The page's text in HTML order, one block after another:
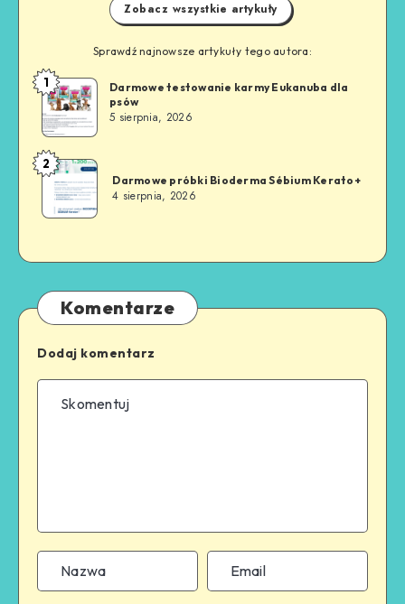
Zobacz wszystkie artykuły
Sprawdź najnowsze artykuły tego autora:
1
Darmowe testowanie karmy Eukanuba dla
psów
5 sierpnia, 2026
2
Darmowe próbki Bioderma Sébium Kerato+
4 sierpnia, 2026
Komentarze
Dodaj komentarz